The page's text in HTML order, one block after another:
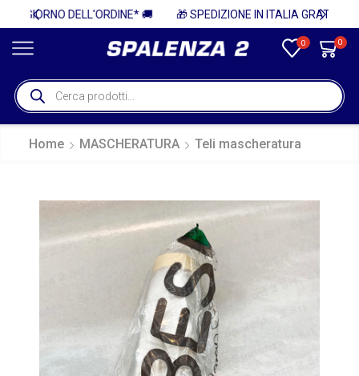
0 0
Home MASCHERATURA Teli mascheratura